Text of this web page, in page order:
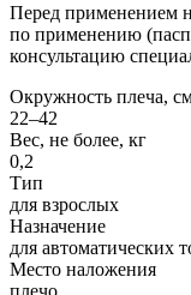
Перед применением
по применению
консультацию
Окружность плеча,
22–42
Вес, не более, кг
0,2
Тип
для взрослых
Назначение
для автоматических
Место наложения
плечо